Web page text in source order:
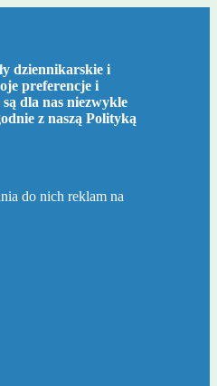
dziennikarskie i
preferencje i
dla nas niezwykle
z naszą Polityką
do nich reklam na